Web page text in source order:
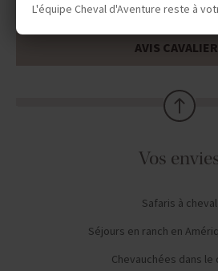
AVIS
Vos
Safaris à cheval
Séjours en ranch en
Chevauchées dans
L'équipe Cheval d'Aventure reste à